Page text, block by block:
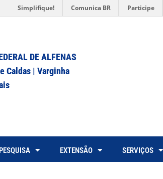
Simplifique! Comunica BR Participe
DE ALFENAS
Caldas | Varginha
PESQUISA EXTENSÃO SERVIÇOS